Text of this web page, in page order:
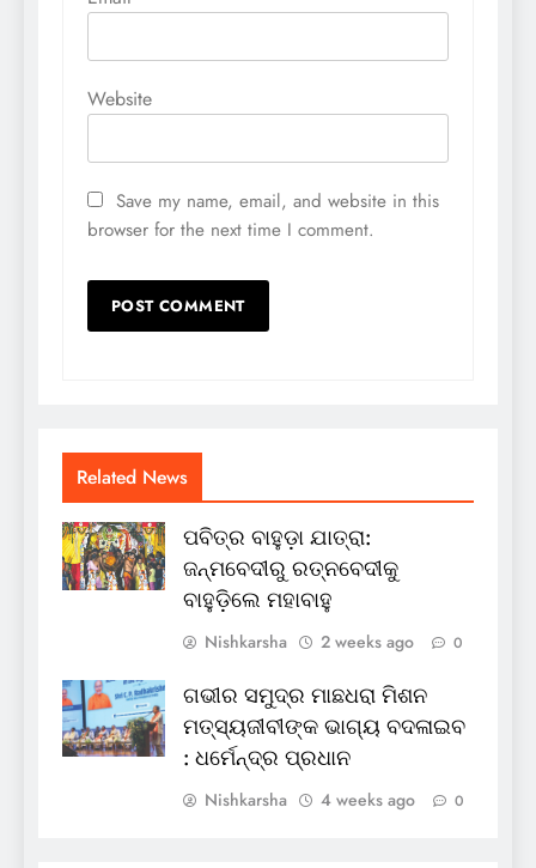
Website
Save my name, email, and website in this
browser for the next time I comment.
Related News
ପବିତ୍ର ବାହୁଡ଼ା ଯାତ୍ରା:
ଜନ୍ମବେଦୀରୁ ରତ୍ନବେଦୀକୁ
ବାହୁଡ଼ିଲେ ମହାବାହୁ
Nishkarsha 2 weeks ago 0
ଗଭୀର ସମୁଦ୍ର ମାଛଧରା ମିଶନ
ମତ୍ସ୍ୟଜୀବୀଙ୍କ ଭାଗ୍ୟ ବଦଳାଇବ
: ଧର୍ମେନ୍ଦ୍ର ପ୍ରଧାନ
Nishkarsha 4 weeks ago 0